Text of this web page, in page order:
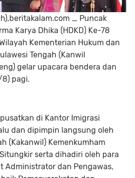
_ Puncak
Karya Dhika (HDKD) Ke-78
Kementerian Hukum dan
Tengah (Kanwil
gelar upacara bendera dan
8) pagi.
di Kantor Imigrasi
dan dipimpin langsung oleh
(Kakanwil) Kemenkumham
serta dihadiri oleh para
Administrator dan Pengawas,